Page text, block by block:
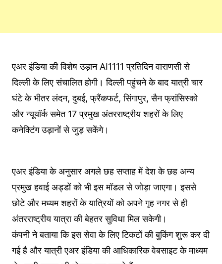
एअर इंडिया की विशेष उड़ान AI1111 प्रतिदिन वाराणसी से
दिल्ली के लिए संचालित होगी। दिल्ली पहुंचने के बाद यात्री चार
घंटे के भीतर लंदन, दुबई, फ्रैंकफर्ट, सिंगापुर, सैन फ्रांसिस्को
और न्यूयॉर्क समेत 17 प्रमुख अंतरराष्ट्रीय शहरों के लिए
कनेक्टिंग उड़ानों से जुड़ सकेंगे।
एअर इंडिया के अनुसार अगले छह सप्ताह में देश के छह अन्य
प्रमुख हवाई अड्डों को भी इस मॉडल से जोड़ा जाएगा। इससे
छोटे और मध्यम शहरों के यात्रियों को अपने गृह नगर से ही
अंतरराष्ट्रीय यात्रा की बेहतर सुविधा मिल सकेगी।
कंपनी ने बताया कि इस सेवा के लिए टिकटों की बुकिंग शुरू कर दी
गई है और यात्री एअर इंडिया की आधिकारिक वेबसाइट के माध्यम